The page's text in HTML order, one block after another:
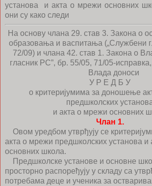
установа и акта о мрежи основних
они су како следи
На основу члана 29. став 3. Закона о
образовања и васпитања („Службени
72/09) и члана 42. став 1. Закона о
гласник РС”, бр. 55/05, 71/05-
Влада доноси
У Р Е Д Б У
о критеријумима за доношење
предшколских
и акта о мрежи основних
Члан 1.
Овом уредбом утврђују се
акта о мрежи предшколских установа и
основних школа.
Предшколске установе и основне
просторно распоређују у складу са
потребама деце и ученика за